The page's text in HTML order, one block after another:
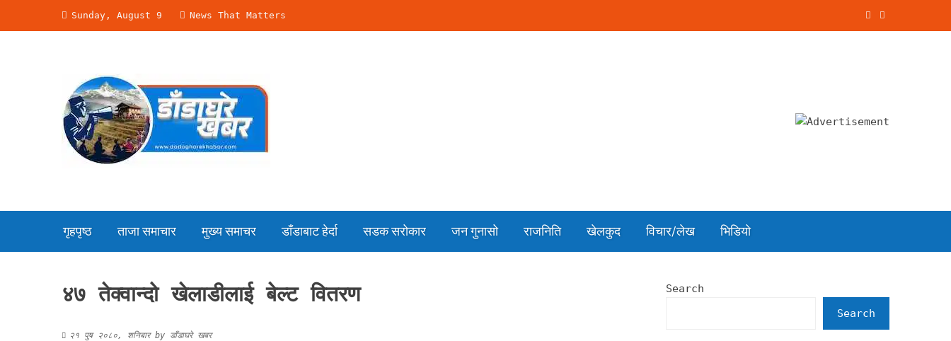
Sunday, August 9 News That Matters
गृहपृष्ठ ताजा समाचार मुख्य समाचर डाँडाबाट हेर्दा सडक सरोकार जन गुनासो राजनिति खेलकुद विचार/लेख भिडियो
४७ तेक्वान्दो खेलाडीलाई बेल्ट वितरण
२१ पुष २०८०, शनिबारby डाँडाघरे खबर
Search
Search